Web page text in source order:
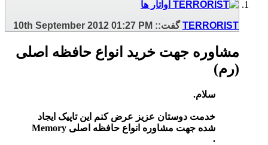
TERRORISTگفت:: 10th September 2012 01:27 PM
مشاوره جهت خرید انواع حافظه اصلی
(رم)
سلام.
خدمت دوستان عزیز عرض کنم این تاپیک ایجاد
شده جهت مشاوره انواع حافظه اصلی Memory
.